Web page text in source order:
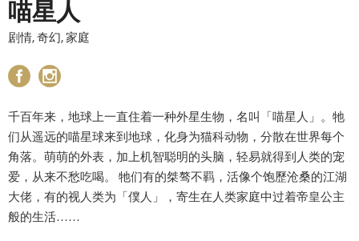
喵星人
剧情, 奇幻, 家庭
千百年来，地球上一直住着一种外星生物，名叫「喵星人」。牠
们从遥远的喵星球来到地球，化身为猫科动物，分散在世界每个
角落。萌萌的外表，加上机智聪明的头脑，轻易就得到人类的宠
爱，从来不愁吃喝。 牠们有的桀骜不羁，活像个饱歷沧桑的江湖
大佬，有的视人类为「僕人」，寄生在人类家庭中过着帝皇公主
般的生活……